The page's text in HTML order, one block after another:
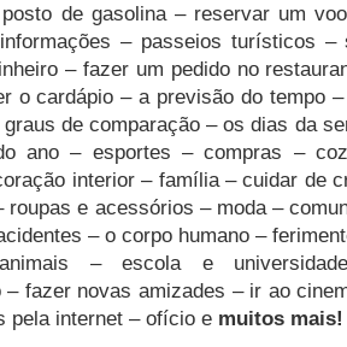
de gasolina – reservar um
– passeios turísticos –
– fazer um pedido no
o cardápio – a previsão do tempo
de comparação – os dias da
ano – esportes – compras –
interior – família – cuidar de
roupas e acessórios – moda –
– o corpo humano –
– escola e
– fazer novas amizades – ir ao
pela internet – ofício e muitos mais!